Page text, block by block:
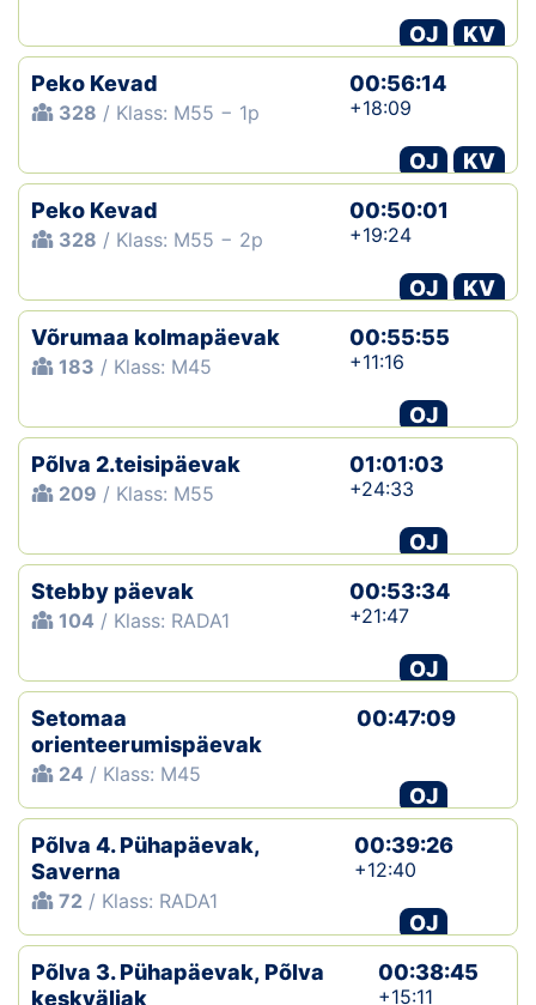
OJ
KV
Peko Kevad
328 / Klass: M55 − 1p
00:56:14
+18:09
OJ
KV
Peko Kevad
328 / Klass: M55 − 2p
00:50:01
+19:24
OJ
KV
Võrumaa kolmapäevak
183 / Klass: M45
00:55:55
+11:16
OJ
Põlva 2.teisipäevak
209 / Klass: M55
01:01:03
+24:33
OJ
Stebby päevak
104 / Klass: RADA1
00:53:34
+21:47
OJ
Setomaa
orienteerumispäevak
24 / Klass: M45
00:47:09
OJ
Põlva 4. Pühapäevak,
Saverna
72 / Klass: RADA1
00:39:26
+12:40
OJ
Põlva 3. Pühapäevak, Põlva
keskväljak
00:38:45
+15:11